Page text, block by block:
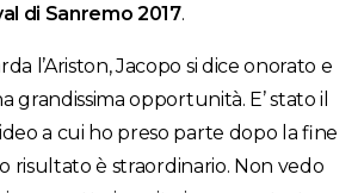
di Sanremo 2017.
l’Ariston, Jacopo si dice onorato e
grandissima opportunità. E’ stato il
a cui ho preso parte dopo la fine
risultato è straordinario. Non vedo